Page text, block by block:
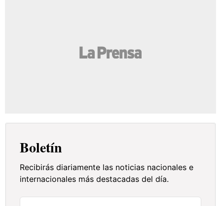
Boletín
Recibirás diariamente las noticias nacionales e
internacionales más destacadas del día.